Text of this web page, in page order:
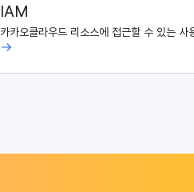
IAM
카카오클라우드 리소스에 접근할 수 있는